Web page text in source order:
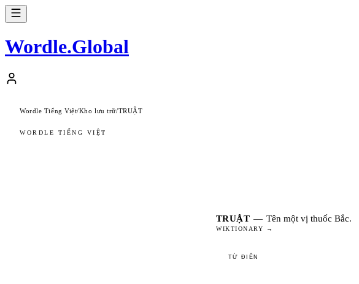
Wordle.Global
Wordle Tiếng Việt/Kho lưu trữ/TRUẬT
WORDLE TIẾNG VIỆT
TRUẬT — Tên một vị thuốc Bắc.
WIKTIONARY →
TỪ ĐIỂN